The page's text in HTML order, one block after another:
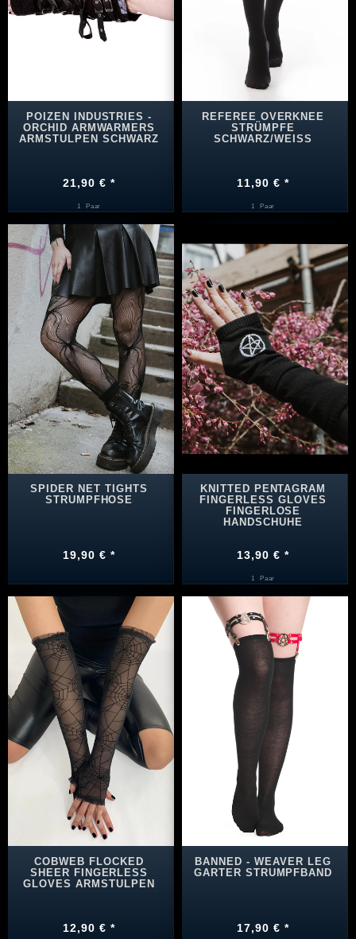
POIZEN INDUSTRIES -
ORCHID ARMWARMERS
ARMSTULPEN SCHWARZ
21,90 € *
1 Paar
REFEREE OVERKNEE
STRÜMPFE
SCHWARZ/WEISS
11,90 € *
1 Paar
SPIDER NET TIGHTS
STRUMPFHOSE
19,90 € *
KNITTED PENTAGRAM
FINGERLESS GLOVES
FINGERLOSE
HANDSCHUHE
13,90 € *
1 Paar
COBWEB FLOCKED
SHEER FINGERLESS
GLOVES ARMSTULPEN
12,90 € *
BANNED - WEAVER LEG
GARTER STRUMPFBAND
17,90 € *